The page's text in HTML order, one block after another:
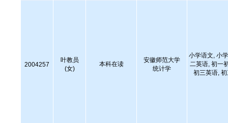
2004257
叶教员
(女)
本科在读
安徽师范大学
统计学
小学语文, 小
二英语, 初一
初三英语,